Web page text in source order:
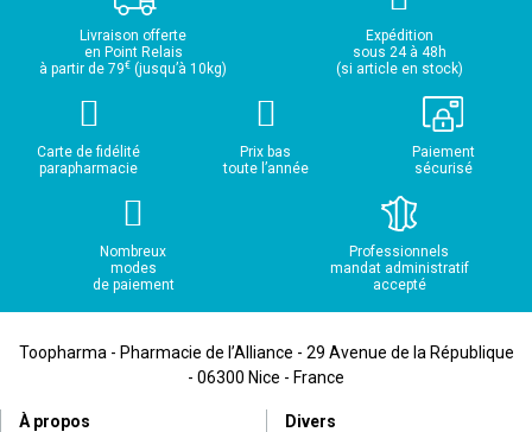
Livraison offerte
en Point Relais
à partir de 79€ (jusqu’à 10kg)
Expédition
sous 24 à 48h
(si article en stock)
Carte de fidélité
parapharmacie
Prix bas
toute l’année
Paiement
sécurisé
Nombreux
modes
de paiement
Professionnels
mandat administratif
accepté
Toopharma - Pharmacie de l’Alliance - 29 Avenue de la République
- 06300 Nice - France
À propos Divers